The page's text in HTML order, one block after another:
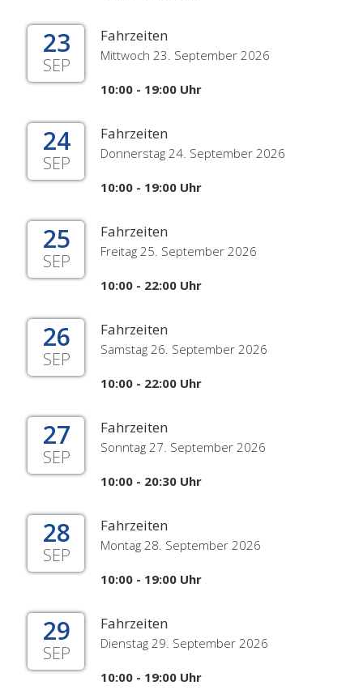
23
SEP
Fahrzeiten
Mittwoch 23. September 2026
10:00 - 19:00 Uhr
24
SEP
Fahrzeiten
Donnerstag 24. September 2026
10:00 - 19:00 Uhr
25
SEP
Fahrzeiten
Freitag 25. September 2026
10:00 - 22:00 Uhr
26
SEP
Fahrzeiten
Samstag 26. September 2026
10:00 - 22:00 Uhr
27
SEP
Fahrzeiten
Sonntag 27. September 2026
10:00 - 20:30 Uhr
28
SEP
Fahrzeiten
Montag 28. September 2026
10:00 - 19:00 Uhr
29
SEP
Fahrzeiten
Dienstag 29. September 2026
10:00 - 19:00 Uhr